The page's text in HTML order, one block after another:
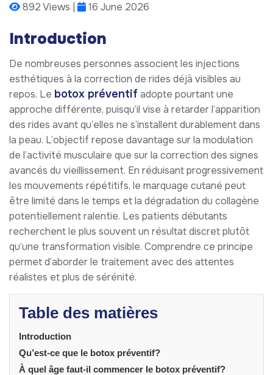
892 Views | 16 June 2026
Introduction
De nombreuses personnes associent les injections
esthétiques à la correction de rides déjà visibles au
repos. Le botox préventif adopte pourtant une
approche différente, puisqu’il vise à retarder l’apparition
des rides avant qu’elles ne s’installent durablement dans
la peau. L’objectif repose davantage sur la modulation
de l’activité musculaire que sur la correction des signes
avancés du vieillissement. En réduisant progressivement
les mouvements répétitifs, le marquage cutané peut
être limité dans le temps et la dégradation du collagène
potentiellement ralentie. Les patients débutants
recherchent le plus souvent un résultat discret plutôt
qu’une transformation visible. Comprendre ce principe
permet d’aborder le traitement avec des attentes
réalistes et plus de sérénité.
Table des matières
Introduction
Qu’est-ce que le botox préventif?
À quel âge faut-il commencer le botox préventif?